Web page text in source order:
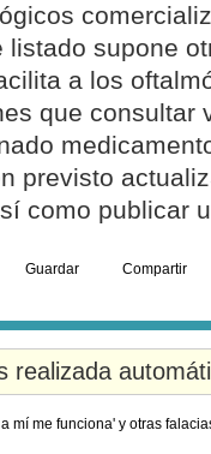
listado supone
a los
que consultar
previsto
como publicar
Guardar Compartir
realizada
mí me funciona' y otras